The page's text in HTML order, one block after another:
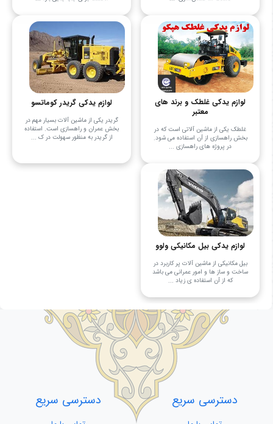
لوازم یدکی غلطک و برند های
معتبر
غلطک یکی از ماشین آلاتی است که در
بخش راهسازی از آن استفاده می‌ شود.
در پروژه‌ های راهسازی ...
لوازم یدکی گریدر کوماتسو
گریدر یکی از ماشین آلات بسیار مهم در
بخش عمران و راهسازی است. استفاده
از گریدر به منظور سهولت در ک ...
لوازم یدکی بیل مکانیکی ولوو
بیل مکانیکی از ماشین آلات پر کاربرد در
ساخت و ساز ها و امور عمرانی می باشد
که از آن استفاده ی زیاد ...
دسترسی سریع دسترسی سریع